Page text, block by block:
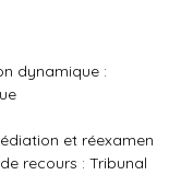
dynamique :
et réexamen
recours : Tribunal